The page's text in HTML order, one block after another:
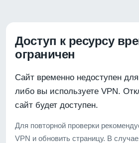
Доступ к ресурсу
ограничен
Сайт временно недоступен
либо вы используете VPN.
сайт будет доступен.
Для повторной проверки
VPN и обновить страницу. В